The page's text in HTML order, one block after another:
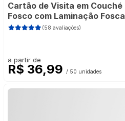
Cartão de Visita em Couché
Fosco com Laminação Fosca
(58 avaliações)
a partir de
R$ 36,99 / 50 unidades